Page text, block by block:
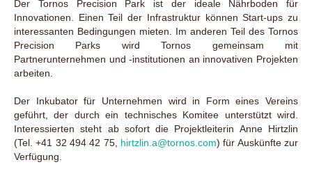
Der Tornos Precision Park ist der ideale Nährboden für
Innovationen. Einen Teil der Infrastruktur können Start-ups zu
interessanten Bedingungen mieten. Im anderen Teil des Tornos
Precision Parks wird Tornos gemeinsam mit
Partnerunternehmen und -institutionen an innovativen Projekten
arbeiten.
Der Inkubator für Unternehmen wird in Form eines Vereins
geführt, der durch ein technisches Komitee unterstützt wird.
Interessierten steht ab sofort die Projektleiterin Anne Hirtzlin
(Tel. +41 32 494 42 75, hirtzlin.a@tornos.com) für Auskünfte zur
Verfügung.